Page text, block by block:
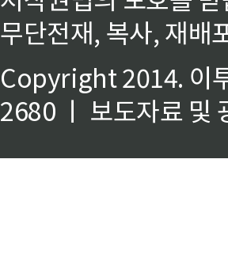
무단전재, 복사, 재배
Copyright 2014. 이
2680 ㅣ 보도자료